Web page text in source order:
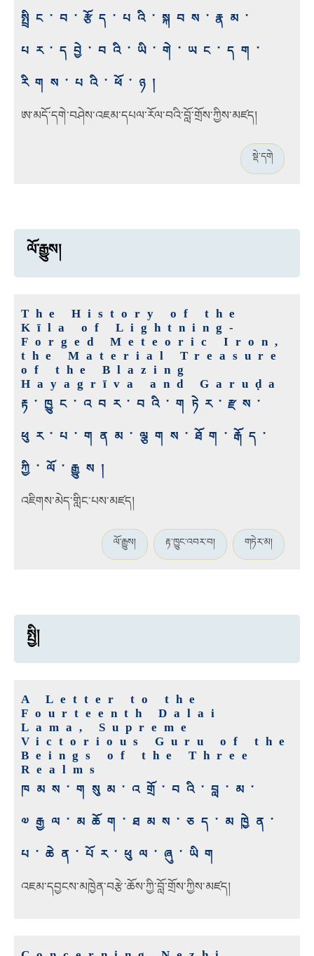
སྤྲིང་བ་རྩོད་པའི་སྐབས་རྣམ་
པར་དབྱེ་བའི་ཡི་གེ་ཡང་དག་
རིགས་པའི་ཕོ་ཉ།
ཨ་མདོ་དགེ་བཤེས་འཇམ་དཔལ་རོལ་བའི་བློ་གྲོས་ཀྱིས་མཛད།
སྡེ་དགེ
ལོ་རྒྱུས།
The History of the
Kīla of Lightning-
Forged Meteoric Iron,
the Material Treasure
of the Blazing
Hayagrīva and Garuḍa
རྟ་ཁྱུང་འབར་བའི་གཏེར་རྫས་
ཕུར་པ་གནམ་ལྕགས་ཐོག་རྒོད་
ཀྱི་ལོ་རྒྱུས།
འཇིགས་མེད་གླིང་པས་མཛད།
ལོ་རྒྱུས། རྟ་ཁྱུང་འབར་བ། གཏེར་མ།
སྤྱི།
A Letter to the
Fourteenth Dalai
Lama, Supreme
Victorious Guru of the
Beings of the Three
Realms
ཁམས་གསུམ་འགྲོ་བའི་བླ་མ་
༧རྒྱལ་མཆོག་ཐམས་ཅད་མཁྱེན་
པ་ཆེན་པོར་ཕུལ་ཞུ་ཡིག
འཇམ་དབྱངས་མཁྱེན་བརྩེ་ཆོས་ཀྱི་བློ་གྲོས་ཀྱིས་མཛད།